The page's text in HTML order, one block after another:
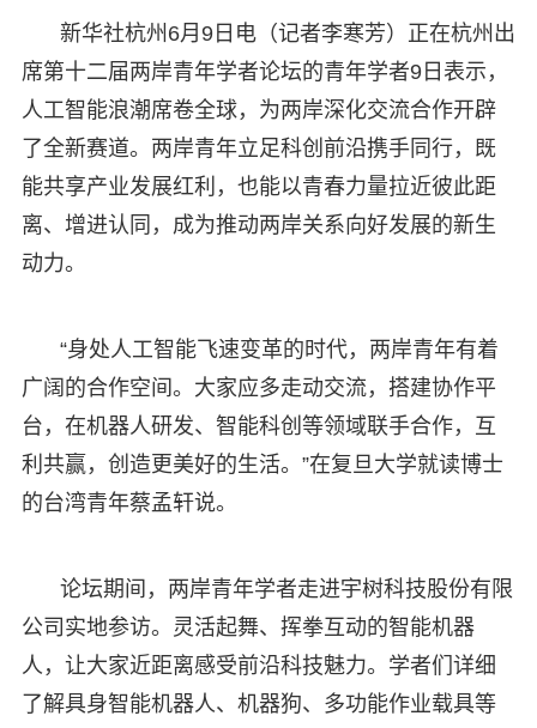
新华社杭州6月9日电（记者李寒芳）正在杭州出
席第十二届两岸青年学者论坛的青年学者9日表示，
人工智能浪潮席卷全球，为两岸深化交流合作开辟
了全新赛道。两岸青年立足科创前沿携手同行，既
能共享产业发展红利，也能以青春力量拉近彼此距
离、增进认同，成为推动两岸关系向好发展的新生
动力。
“身处人工智能飞速变革的时代，两岸青年有着
广阔的合作空间。大家应多走动交流，搭建协作平
台，在机器人研发、智能科创等领域联手合作，互
利共赢，创造更美好的生活。”在复旦大学就读博士
的台湾青年蔡孟轩说。
论坛期间，两岸青年学者走进宇树科技股份有限
公司实地参访。灵活起舞、挥拳互动的智能机器
人，让大家近距离感受前沿科技魅力。学者们详细
了解具身智能机器人、机器狗、多功能作业载具等